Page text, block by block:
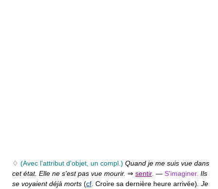
♢ (Avec l'attribut d'objet, un compl.) Quand je me suis vue dans
cet état. Elle ne s'est pas vue mourir. ⇒ sentir. — S'imaginer. Ils
se voyaient déjà morts (cf . Croire sa dernière heure arrivée) . Je